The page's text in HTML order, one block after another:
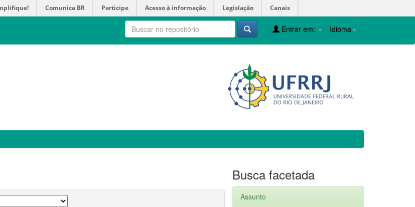
Comunica BR Participe Acesso à informação Legislação Canais
Idioma
Entrar em:
Busca facetada
Assunto